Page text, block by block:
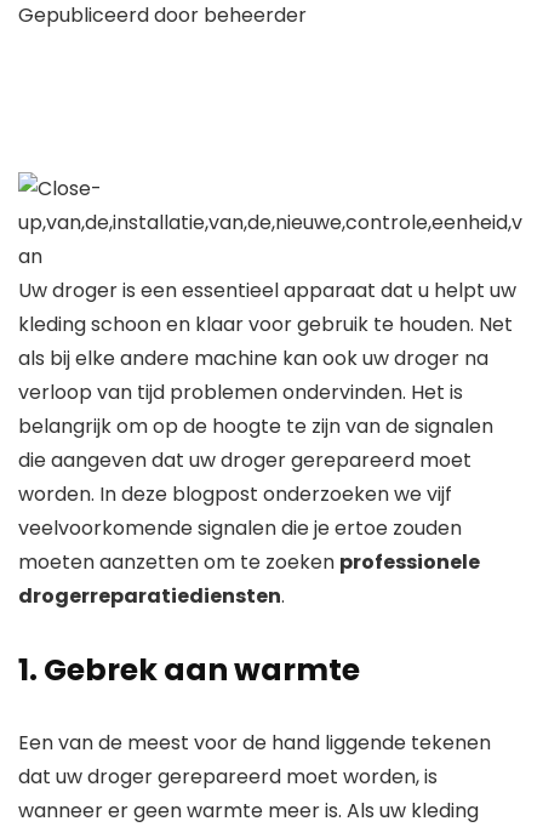
Gepubliceerd door beheerder
Uw droger is een essentieel apparaat dat u helpt uw ​​
kleding schoon en klaar voor gebruik te houden. Net
als bij elke andere machine kan ook uw droger na
verloop van tijd problemen ondervinden. Het is
belangrijk om op de hoogte te zijn van de signalen
die aangeven dat uw droger gerepareerd moet
worden. In deze blogpost onderzoeken we vijf
veelvoorkomende signalen die je ertoe zouden
moeten aanzetten om te zoeken professionele
drogerreparatiediensten.
1. Gebrek aan warmte
Een van de meest voor de hand liggende tekenen
dat uw droger gerepareerd moet worden, is
wanneer er geen warmte meer is. Als uw kleding